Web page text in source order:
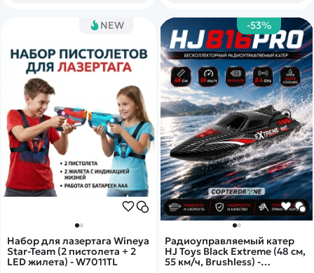
NEW
Набор для лазертага Wineya
Star-Team (2 пистолета + 2
LED жилета) - W7011TL
-53%
Радиоуправляемый катер
HJ Toys Black Extreme (48 см,
55 км/ч, Brushless) -